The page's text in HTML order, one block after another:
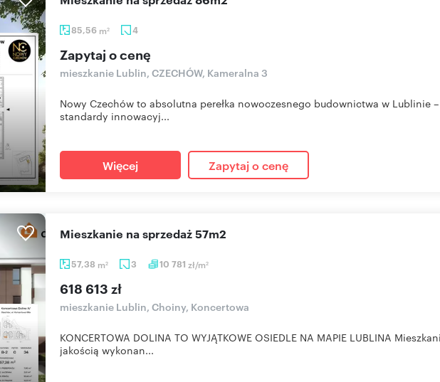
85,56 m2 4
Zapytaj o cenę
mieszkanie Lublin, CZECHÓW, Kameralna 3
Nowy Czechów to absolutna perełka nowoczesnego budownictwa w Lublinie
standardy innowacyj...
Więcej Zapytaj o cenę
57,38 m2 3 10 781 zł/m2
mieszkanie na sprzedaż 57m2
618 613 zł
mieszkanie Lublin, Choiny, Koncertowa
KONCERTOWA DOLINA TO WYJĄTKOWE OSIEDLE NA MAPIE LUBLINA
jakością wykonan...